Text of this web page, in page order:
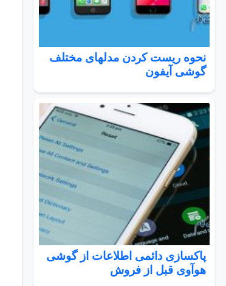
نحوه ریست کردن مدلهای مختلف
گوشی آیفون
پاکسازی دائمی اطلاعات از گوشی
هوآوی قبل از فروش